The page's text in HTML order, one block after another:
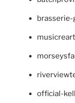
official-